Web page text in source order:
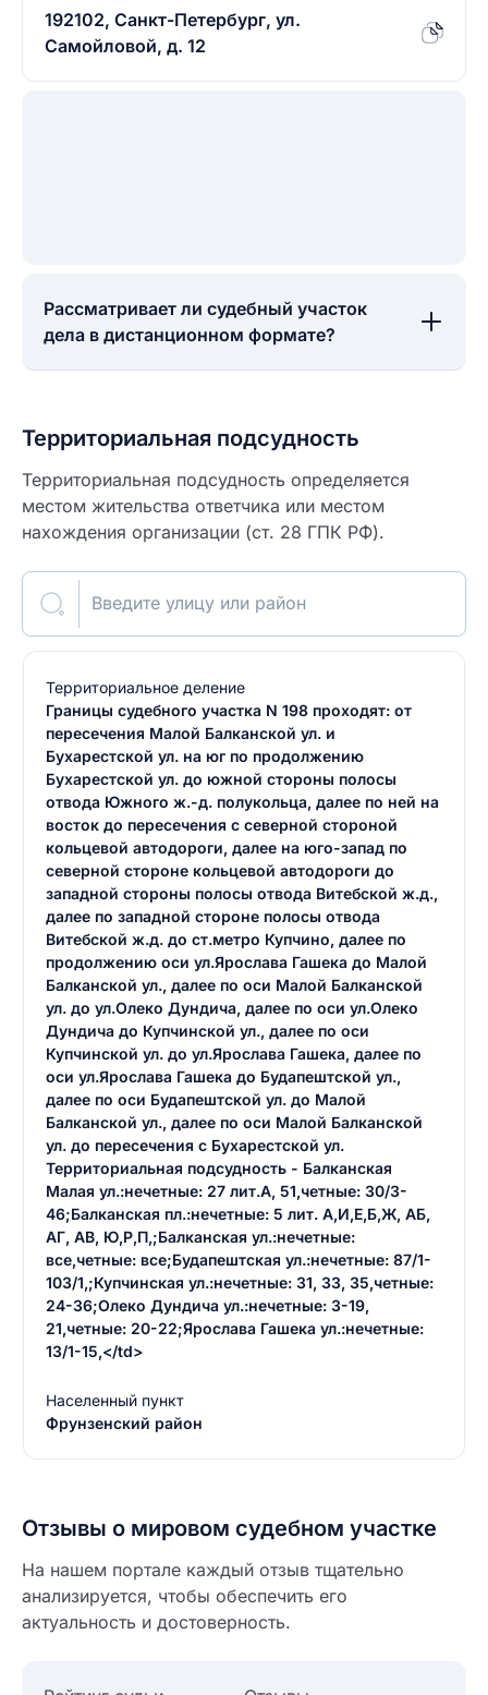
192102, Санкт-Петербург, ул.
Самойловой, д. 12
Рассматривает ли судебный участок
дела в дистанционном формате?
Территориальная подсудность
Территориальная подсудность определяется
местом жительства ответчика или местом
нахождения организации (ст. 28 ГПК РФ).
Введите улицу или район
Территориальное деление
Границы судебного участка N 198 проходят: от
пересечения Малой Балканской ул. и
Бухарестской ул. на юг по продолжению
Бухарестской ул. до южной стороны полосы
отвода Южного ж.-д. полукольца, далее по ней на
восток до пересечения с северной стороной
кольцевой автодороги, далее на юго-запад по
северной стороне кольцевой автодороги до
западной стороны полосы отвода Витебской ж.д.,
далее по западной стороне полосы отвода
Витебской ж.д. до ст.метро Купчино, далее по
продолжению оси ул.Ярослава Гашека до Малой
Балканской ул., далее по оси Малой Балканской
ул. до ул.Олеко Дундича, далее по оси ул.Олеко
Дундича до Купчинской ул., далее по оси
Купчинской ул. до ул.Ярослава Гашека, далее по
оси ул.Ярослава Гашека до Будапештской ул.,
далее по оси Будапештской ул. до Малой
Балканской ул., далее по оси Малой Балканской
ул. до пересечения с Бухарестской ул.
Территориальная подсудность - Балканская
Малая ул.:нечетные: 27 лит.А, 51,четные: 30/3-
46;Балканская пл.:нечетные: 5 лит. А,И,Е,Б,Ж, АБ,
АГ, АВ, Ю,Р,П,;Балканская ул.:нечетные:
все,четные: все;Будапештская ул.:нечетные: 87/1-
103/1,;Купчинская ул.:нечетные: 31, 33, 35,четные:
24-36;Олеко Дундича ул.:нечетные: 3-19,
21,четные: 20-22;Ярослава Гашека ул.:нечетные:
13/1-15,</td>
Населенный пункт
Фрунзенский район
Отзывы о мировом судебном участке
На нашем портале каждый отзыв тщательно
анализируется, чтобы обеспечить его
актуальность и достоверность.